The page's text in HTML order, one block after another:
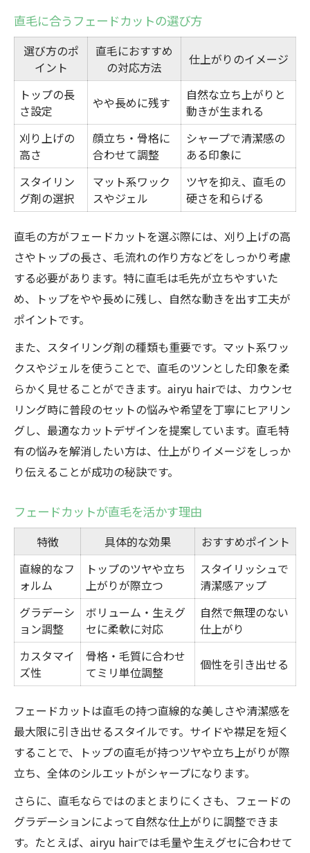
直毛に合うフェードカットの選び方
選び方のポ
イント
直毛におすすめ
の対応方法
仕上がりのイメージ
トップの長
さ設定
やや長めに残す
自然な立ち上がりと
動きが生まれる
刈り上げの
高さ
顔立ち・骨格に
合わせて調整
シャープで清潔感の
ある印象に
スタイリン
グ剤の選択
マット系ワック
スやジェル
ツヤを抑え、直毛の
硬さを和らげる
直毛の方がフェードカットを選ぶ際には、刈り上げの高
さやトップの長さ、毛流れの作り方などをしっかり考慮
する必要があります。特に直毛は毛先が立ちやすいた
め、トップをやや長めに残し、自然な動きを出す工夫が
ポイントです。
また、スタイリング剤の種類も重要です。マット系ワッ
クスやジェルを使うことで、直毛のツンとした印象を柔
らかく見せることができます。airyu hairでは、カウンセ
リング時に普段のセットの悩みや希望を丁寧にヒアリン
グし、最適なカットデザインを提案しています。直毛特
有の悩みを解消したい方は、仕上がりイメージをしっか
り伝えることが成功の秘訣です。
フェードカットが直毛を活かす理由
特徴 具体的な効果
おすすめポイント
直線的なフ
ォルム
トップのツヤや立ち
上がりが際立つ
スタイリッシュで
清潔感アップ
グラデーシ
ョン調整
ボリューム・生えグ
セに柔軟に対応
自然で無理のない
仕上がり
カスタマイ
ズ性
骨格・毛質に合わせ
てミリ単位調整
個性を引き出せる
フェードカットは直毛の持つ直線的な美しさや清潔感を
最大限に引き出せるスタイルです。サイドや襟足を短く
することで、トップの直毛が持つツヤや立ち上がりが際
立ち、全体のシルエットがシャープになります。
さらに、直毛ならではのまとまりにくさも、フェードの
グラデーションによって自然な仕上がりに調整できま
す。たとえば、airyu hairでは毛量や生えグセに合わせて